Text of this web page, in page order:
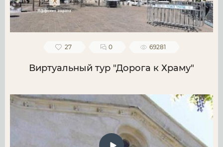
27 0 69281
Виртуальный тур "Дорога к Храму"